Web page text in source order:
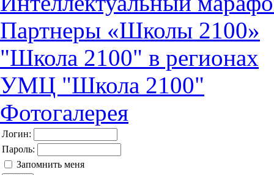
Партнеры «Школы 2100»
"Школа 2100" в регионах
УМЦ "Школа 2100"
Фотогалерея
Логин:
Пароль:
Запомнить меня